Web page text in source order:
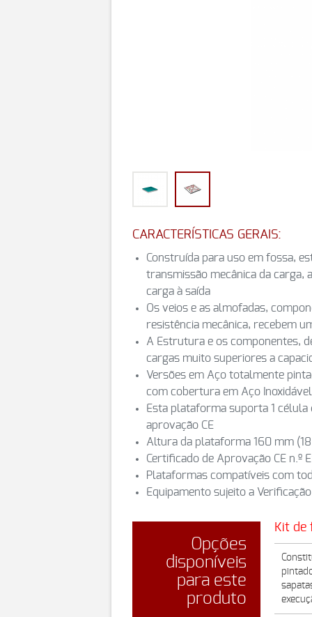
CARACTERÍSTICAS GERAIS:
Construída para uso em fossa,
transmissão mecânica da carga,
carga à saída
Os veios e as almofadas,
resistência mecânica, recebem
A Estrutura e os componentes,
cargas muito superiores a
Versões em Aço totalmente
com cobertura em Aço
Esta plataforma suporta 1
aprovação CE
Altura da plataforma 160 mm
Certificado de Aprovação CE n.º
Plataformas compatíveis com
Equipamento sujeito a Verificação
Opções
disponíveis
para este
produto
Kit de